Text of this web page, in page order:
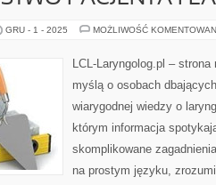
GRU - 1 - 2025 MOŻLIWOŚĆ
LCL-Laryngolog.pl –
myślą o osobach
wiarygodnej wiedzy o
którym informacja
skomplikowane
na prostym języku,